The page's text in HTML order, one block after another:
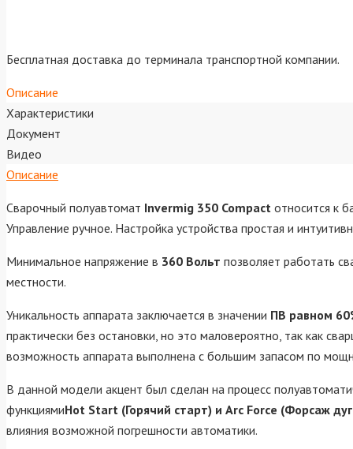
Бесплатная доставка до терминала транспортной компании.
Описание
Характеристики
Документ
Видео
Описание
Сварочный полуавтомат Invermig 350 Compact относится к
Управление ручное. Настройка устройства простая и
Минимальное напряжение в 360 Вольт позволяет работать
местности.
Уникальность аппарата заключается в значении ПВ равном
практически без остановки, но это маловероятно, так как
возможность аппарата выполнена с большим запасом по
В данной модели акцент был сделан на процесс
функциямиHot Start (Горячий старт) и Arc Force (Форсаж
влияния возможной погрешности автоматики.